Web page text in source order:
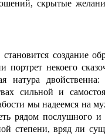
скрытые
создание
некоего
натура
сильной и
мы надеемся на
рядом послушного
степени, вряд ли